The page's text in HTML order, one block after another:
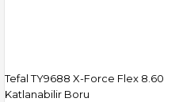
Tefal TY9688 X-Force Flex 8.60
Katlanabilir Boru